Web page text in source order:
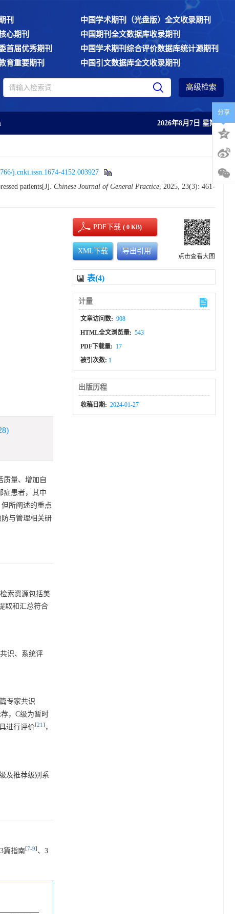
刊
中国学术期刊（光盘版）全文收录期刊
心期刊
中国期刊全文数据库收录期刊
首届优秀期刊
中国学术期刊综合评价数据库统计源期刊
育重要期刊
中国引文数据库全文收录期刊
高级检索
2026年8月7日 星期五
j.cnki.issn.1674-4152.003927
patients[J]. Chinese Journal of General Practice, 2025, 23(3): 461-
质量、增加自
症患者，其中
所阐述的重点
与管理相关研
索资源包括美
取和汇总符合
识、系统评
专家共识
，C级为暂时
进行评价[21 ] ，
及推荐级别系
篇指南[7-9] 、3
PDF下载( 0 KB)
XML下载 导出引用
点击查看大图
表(4)
计量
文章访问数: 908
HTML全文浏览量: 543
PDF下载量: 17
被引次数: 1
出版历程
收稿日期: 2024-01-27
分享